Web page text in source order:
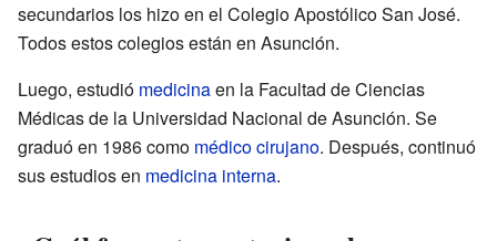
secundarios los hizo en el Colegio Apostólico San José.
Todos estos colegios están en Asunción.
Luego, estudió medicinaen la Facultad de Ciencias
Médicas de la Universidad Nacional de Asunción. Se
graduó en 1986 como médicocirujano. Después, continuó
sus estudios en medicina interna.